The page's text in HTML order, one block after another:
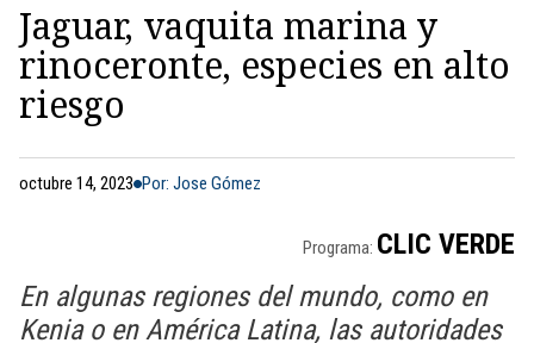
Jaguar, vaquita marina y
rinoceronte, especies en alto
riesgo
octubre 14, 2023 Por: Jose Gómez
Programa: CLIC VERDE
En algunas regiones del mundo, como en
Kenia o en América Latina, las autoridades